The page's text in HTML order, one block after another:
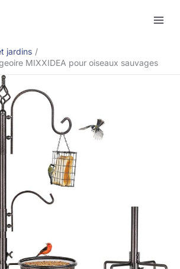
jardins
MIXXIDEA pour oiseaux sauvages